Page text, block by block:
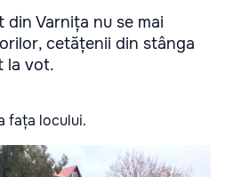
Varnița nu se mai
cetățenii din stânga
la vot.
fața locului.